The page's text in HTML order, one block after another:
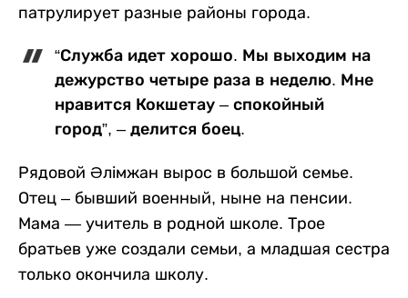
патрулирует разные районы города.
“Служба идет хорошо. Мы выходим на
дежурство четыре раза в неделю. Мне
нравится Кокшетау – спокойный
город”, – делится боец.
Рядовой Әлімжан вырос в большой семье.
Отец – бывший военный, ныне на пенсии.
Мама — учитель в родной школе. Трое
братьев уже создали семьи, а младшая сестра
только окончила школу.